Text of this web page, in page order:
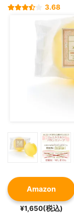
3.68
Amazon
¥1,650(税込)